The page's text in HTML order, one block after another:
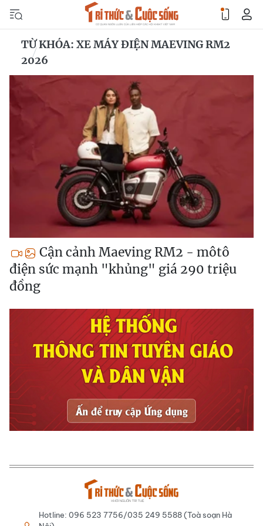
TỪ KHÓA: XE MÁY ĐIỆN MAEVING RM2
2026
Cận cảnh Maeving RM2 - môtô
điện sức mạnh "khủng" giá 290 triệu
đồng
Hotline: 096 523 7756/035 249 5588 (Toà soạn Hà